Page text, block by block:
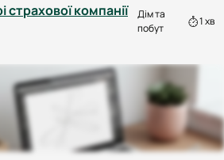
компанії
Дім та
побут
1 хв